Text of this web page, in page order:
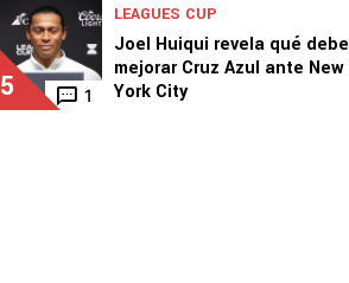
5 1
LEAGUES CUP
Joel Huiqui revela qué debe
mejorar Cruz Azul ante New
York City